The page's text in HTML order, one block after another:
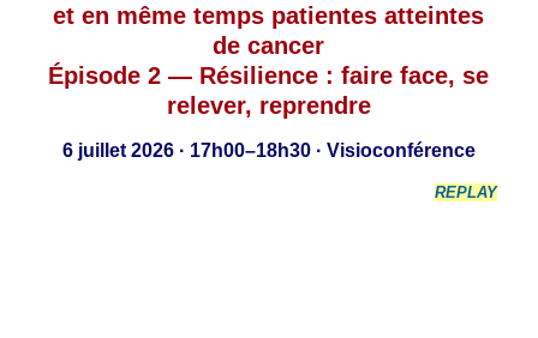
et en même temps patientes atteintes
de cancer
Épisode 2 — Résilience : faire face, se
relever, reprendre
6 juillet 2026 · 17h00–18h30 · Visioconférence
REPLAY